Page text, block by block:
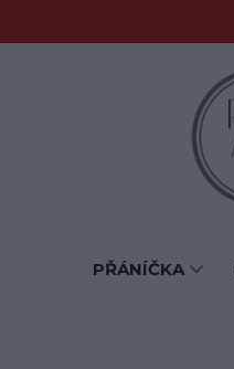
PŘÁNÍČKA